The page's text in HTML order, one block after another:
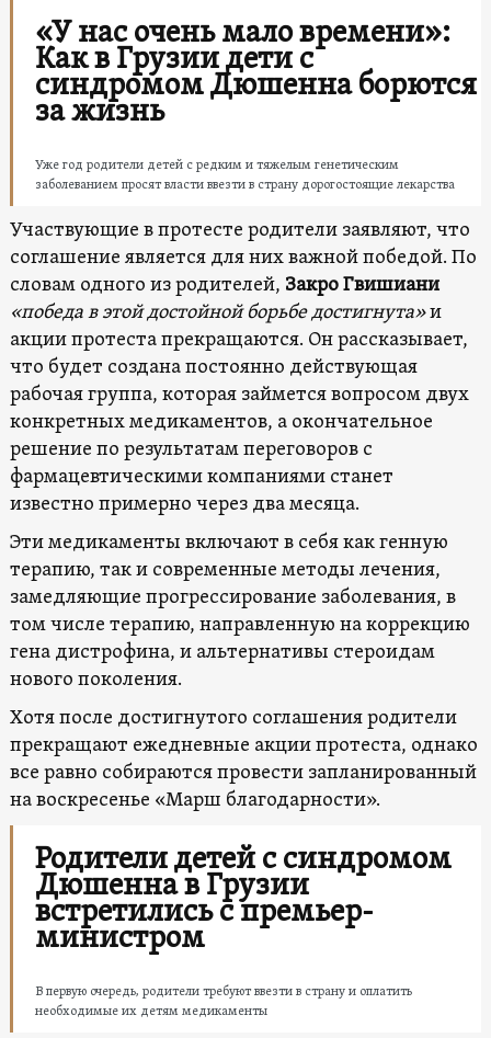
«У нас очень мало времени»:
Как в Грузии дети с
синдромом Дюшенна борются
за жизнь
Уже год родители детей с редким и тяжелым генетическим
заболеванием просят власти ввезти в страну дорогостоящие лекарства
Участвующие в протесте родители заявляют, что
соглашение является для них важной победой. По
словам одного из родителей, Закро Гвишиани
«победа в этой достойной борьбе достигнута»и
акции протеста прекращаются. Он рассказывает,
что будет создана постоянно действующая
рабочая группа, которая займется вопросом двух
конкретных медикаментов, а окончательное
решение по результатам переговоров с
фармацевтическими компаниями станет
известно примерно через два месяца.
Эти медикаменты включают в себя как генную
терапию, так и современные методы лечения,
замедляющие прогрессирование заболевания, в
том числе терапию, направленную на коррекцию
гена дистрофина, и альтернативы стероидам
нового поколения.
Хотя после достигнутого соглашения родители
прекращают ежедневные акции протеста, однако
все равно собираются провести запланированный
на воскресенье «Марш благодарности».
Родители детей с синдромом
Дюшенна в Грузии
встретились с премьер-
министром
В первую очередь, родители требуют ввезти в страну и оплатить
необходимые их детям медикаменты